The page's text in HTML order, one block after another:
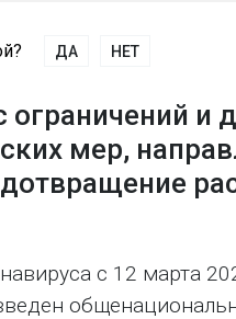
ДА НЕТ
и
мер,
с 12 марта